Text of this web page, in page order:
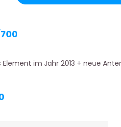
Element im Jahr 2013 + neue